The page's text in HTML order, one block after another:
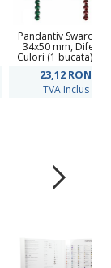
Pandantiv
34x50 mm, Diferite
Culori (1
23,12RON
TVA Inclus